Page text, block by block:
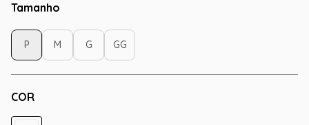
Tamanho
COR
P M G GG